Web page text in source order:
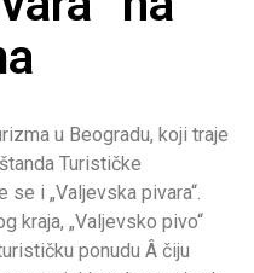
u Beogradu, koji traje
Turističke
i „Valjevska pivara“.
kraja, „Valjevsko pivo“
ponudu Â čiju